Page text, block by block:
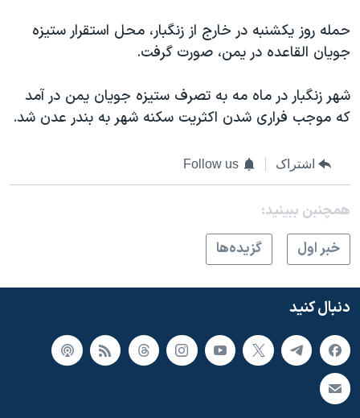
اعتراضات مردمی آبان ۹۸
اسرائیل در جنگ
نرگس محمدی برنده جایزه نوبل صلح
همایش محافظه‌کاران آمریکا «سی‌پک»
سفر پرزیدنت ترامپ به چین
حمله روز يکشنبه در خارج از زنگبار، محل استقرار ستيزه
جویان القاعده در يمن، صورت گرفت.
شهر زنگبار در ماه مه به تصرف ستيزه جویان يمن در آمد
که موجب فراری شدن اکثريت سکنه شهر به بندر عدن شد.
اشتراک Follow us
همچنبن ببینید:
خبر اول
گزيده‌ها
دنبال کنید